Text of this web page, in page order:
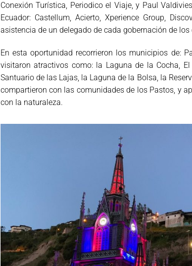
Conexión Turística, Periodico el Viaje, y Paul
Ecuador: Castellum, Acierto, Xperience Group,
asistencia de un delegado de cada gobernación de
En esta oportunidad recorrieron los municipios de:
visitaron atractivos como: la Laguna de la Cocha,
Santuario de las Lajas, la Laguna de la Bolsa, la
compartieron con las comunidades de los Pastos, y
con la naturaleza.